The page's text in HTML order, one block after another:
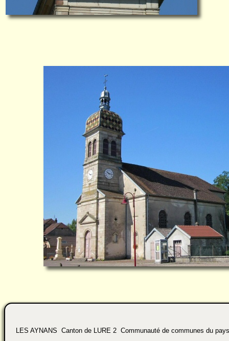
LES AYNANS Canton de LURE 2 Communauté de communes du